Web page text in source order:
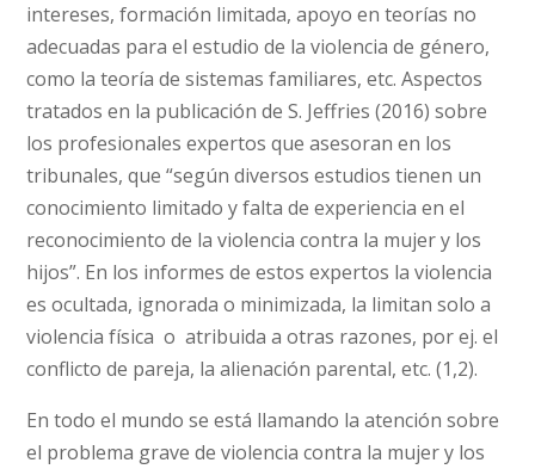
intereses, formación limitada, apoyo en teorías no
adecuadas para el estudio de la violencia de género,
como la teoría de sistemas familiares, etc. Aspectos
tratados en la publicación de S. Jeffries (2016) sobre
los profesionales expertos que asesoran en los
tribunales, que “según diversos estudios tienen un
conocimiento limitado y falta de experiencia en el
reconocimiento de la violencia contra la mujer y los
hijos”. En los informes de estos expertos la violencia
es ocultada, ignorada o minimizada, la limitan solo a
violencia física o atribuida a otras razones, por ej. el
conflicto de pareja, la alienación parental, etc. (1,2).
En todo el mundo se está llamando la atención sobre
el problema grave de violencia contra la mujer y los